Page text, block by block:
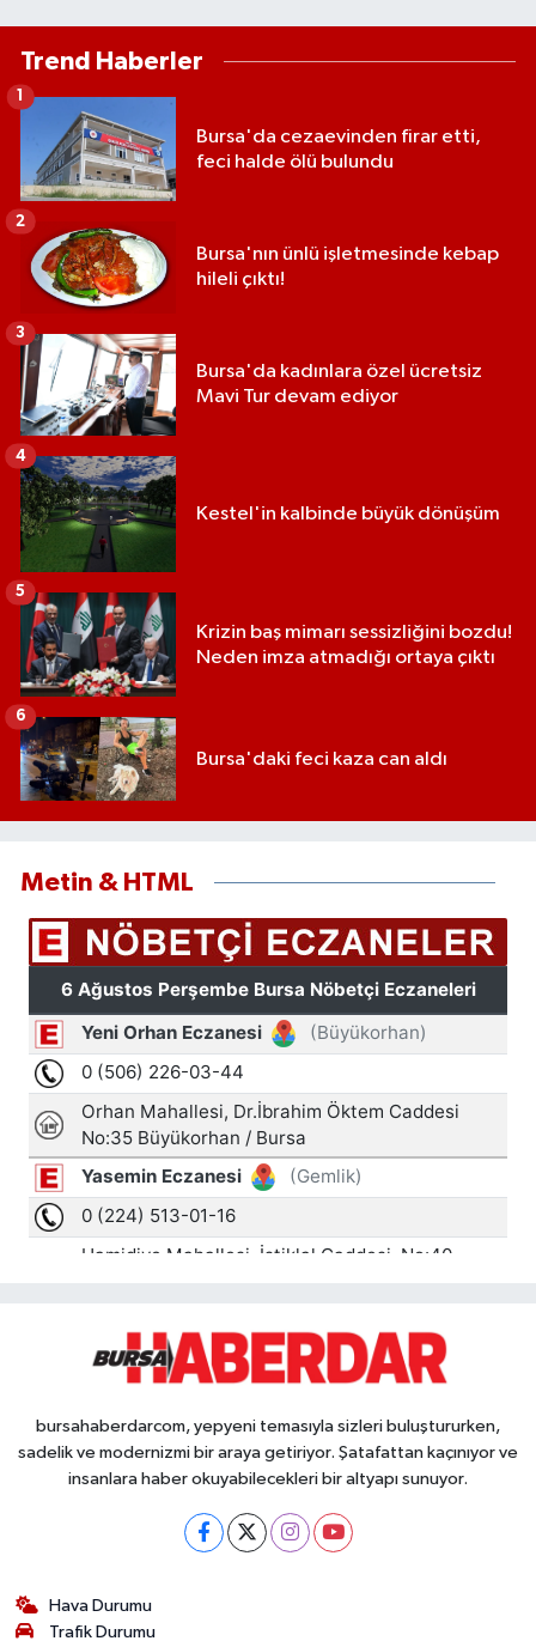
Trend Haberler
Bursa'da cezaevinden firar etti,
feci halde ölü bulundu
Bursa'nın ünlü işletmesinde kebap
hileli çıktı!
2
Bursa'da kadınlara özel ücretsiz
Mavi Tur devam ediyor
3
Kestel'in kalbinde büyük dönüşüm
4
Krizin baş mimarı sessizliğini bozdu!
Neden imza atmadığı ortaya çıktı
5
Bursa'daki feci kaza can aldı
6
Metin & HTML
bursahaberdarcom, yepyeni temasıyla sizleri buluştururken,
sadelik ve modernizmi bir araya getiriyor. Şatafattan kaçınıyor ve
insanlara haber okuyabilecekleri bir altyapı sunuyor.
Hava Durumu
Trafik Durumu